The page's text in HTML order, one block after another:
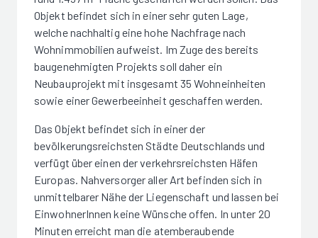
Objekt befindet sich in einer sehr guten Lage,
welche nachhaltig eine hohe Nachfrage nach
Wohnimmobilien aufweist. Im Zuge des bereits
baugenehmigten Projekts soll daher ein
Neubauprojekt mit insgesamt 35 Wohneinheiten
sowie einer Gewerbeeinheit geschaffen werden.
Das Objekt befindet sich in einer der
bevölkerungsreichsten Städte Deutschlands und
verfügt über einen der verkehrsreichsten Häfen
Europas. Nahversorger aller Art befinden sich in
unmittelbarer Nähe der Liegenschaft und lassen bei
EinwohnerInnen keine Wünsche offen. In unter 20
Minuten erreicht man die atemberaubende